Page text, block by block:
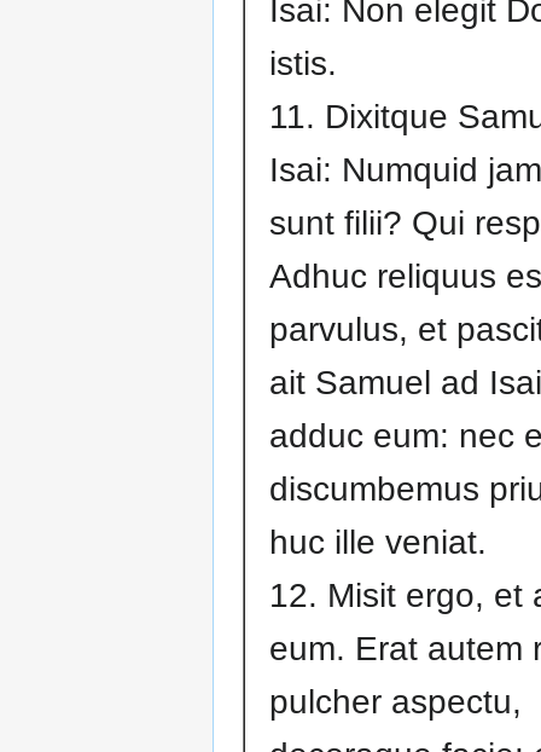
Isai: Non elegit
istis.
11. Dixitque
Isai: Numquid
sunt filii? Qui
Adhuc reliquus
parvulus, et
ait Samuel ad
adduc eum: nec
discumbemus
huc ille veniat.
12. Misit ergo, et
eum. Erat autem
pulcher aspectu,